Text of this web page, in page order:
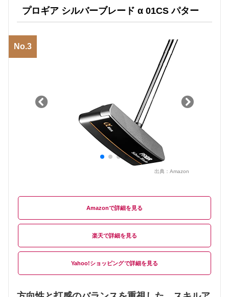
プロギア シルバーブレード α 01CS パター
No.3
出典： Amazon
Amazon
楽天
Yahoo!ショッピング